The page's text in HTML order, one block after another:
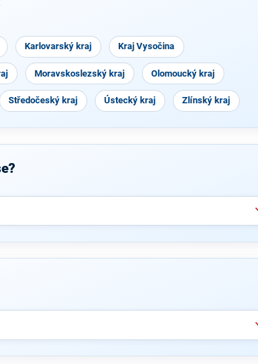
Karlovarský kraj Kraj Vysočina
Moravskoslezský kraj Olomoucký kraj
Středočeský kraj Ústecký kraj Zlínský kraj